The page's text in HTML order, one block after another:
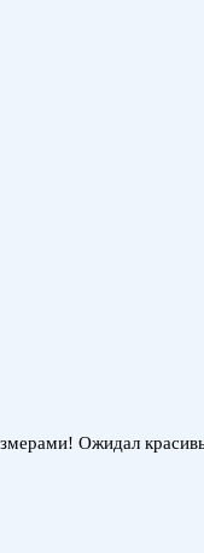
Ожидал